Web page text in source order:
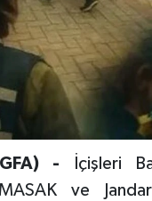
-
İçişleri
MASAK ve